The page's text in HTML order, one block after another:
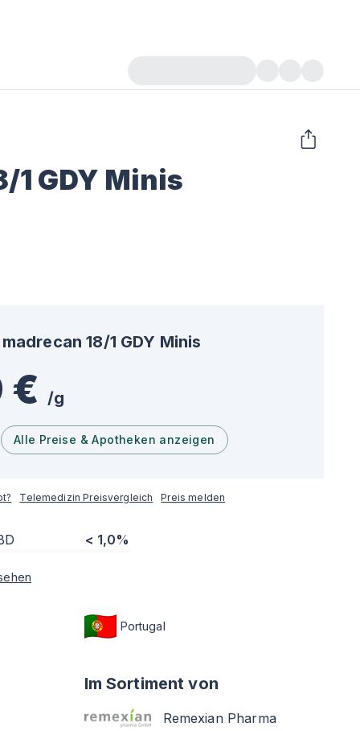
1 GDY Minis
madrecan 18/1 GDY Minis
€ /g
Alle Preise & Apotheken anzeigen
Telemedizin Preisvergleich Preis melden
< 1,0%
Portugal
Im Sortiment von
Remexian Pharma